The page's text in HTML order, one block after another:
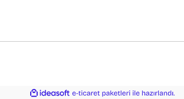
ideasoft
e-